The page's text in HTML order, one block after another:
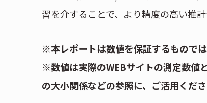
習を介することで、より精度の高い推
※本レポートは数値を保証するものでは
※数値は実際のWEBサイトの測定数値
の大小関係などの参照に、ご活用くださ